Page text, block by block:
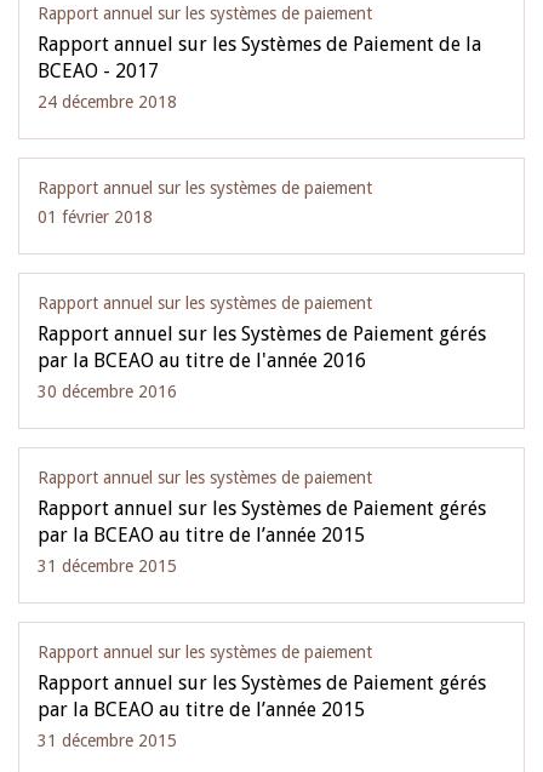
Rapport annuel sur les systèmes de paiement
Rapport annuel sur les Systèmes de Paiement de la
BCEAO - 2017
24 décembre 2018
Rapport annuel sur les systèmes de paiement
01 février 2018
Rapport annuel sur les systèmes de paiement
Rapport annuel sur les Systèmes de Paiement gérés
par la BCEAO au titre de l'année 2016
30 décembre 2016
Rapport annuel sur les systèmes de paiement
Rapport annuel sur les Systèmes de Paiement gérés
par la BCEAO au titre de l’année 2015
31 décembre 2015
Rapport annuel sur les systèmes de paiement
Rapport annuel sur les Systèmes de Paiement gérés
par la BCEAO au titre de l’année 2015
31 décembre 2015